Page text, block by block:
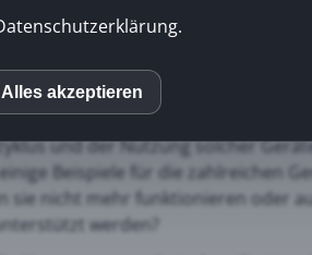
eine wichtige Rolle in unserem
unseren Alltag effizienter
und der Nutzung solcher
Beispiele für die zahlreichen
sie nicht mehr funktionieren oder
werden?
Alles akzeptieren